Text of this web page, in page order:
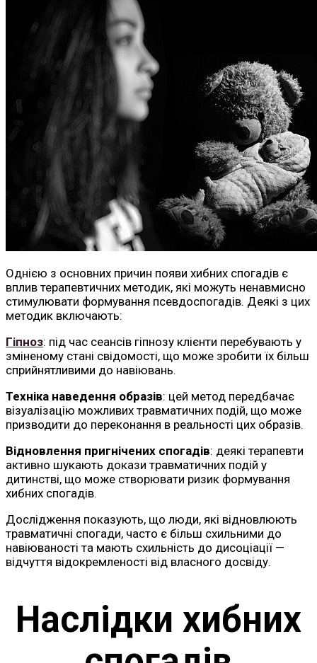
Однією з основних причин появи хибних спогадів є
вплив терапевтичних методик, які можуть ненавмисно
стимулювати формування псевдоспогадів. Деякі з цих
методик включають:
Гіпноз: під час сеансів гіпнозу клієнти перебувають у
зміненому стані свідомості, що може зробити їх більш
сприйнятливими до навіювань.
Техніка наведення образів: цей метод передбачає
візуалізацію можливих травматичних подій, що може
призводити до переконання в реальності цих образів.
Відновлення пригнічених спогадів: деякі терапевти
активно шукають докази травматичних подій у
дитинстві, що може створювати ризик формування
хибних спогадів.
Дослідження показують, що люди, які відновлюють
травматичні спогади, часто є більш схильними до
навіюваності та мають схильність до дисоціації —
відчуття відокремленості від власного досвіду.
Наслідки хибних